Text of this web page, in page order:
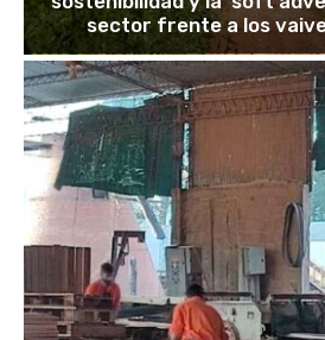
sector frente a los